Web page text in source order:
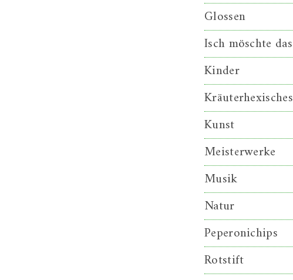
Glossen
Isch möschte das
Kinder
Kräuterhexisches
Kunst
Meisterwerke
Musik
Natur
Peperonichips
Rotstift